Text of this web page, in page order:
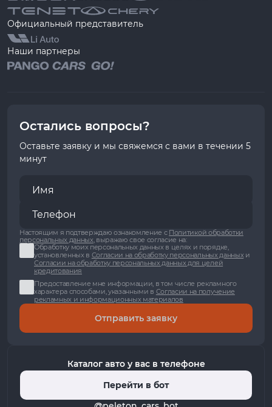
Официальный представитель
Наши партнеры
Остались вопросы?
Оставьте заявку и мы свяжемся с вами в течении 5
минут
Настоящим я подтверждаю ознакомление с Политикой обработки
персональных данных, выражаю свое согласие на:
Обработку моих персональных данных в целях и порядке,
установленных в Согласии на обработку персональных данныхи
Согласии на обработку персональных данных для целей
кредитования
Предоставление мне информации, в том числе рекламного
характера способами, указанными в Согласии на получение
рекламных и информационных материалов
Отправить заявку
Каталог авто у вас в телефоне
Перейти в бот